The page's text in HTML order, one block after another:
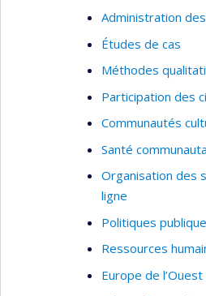
Administration
Études de cas
Méthodes
Participation des
Communautés
Santé
Organisation des
ligne
Politiques
Ressources
Europe de l’Ouest